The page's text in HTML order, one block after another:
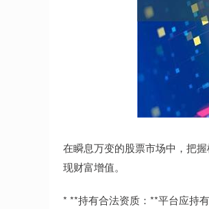
在瞬息万变的股票市场中，把
现财富增值。
* **持有合法资质：**平台应持